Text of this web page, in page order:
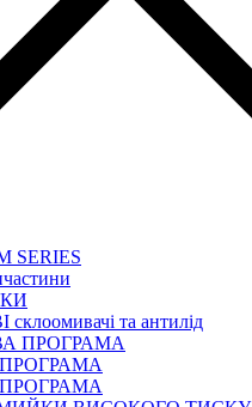
SERIES
та антилід
ПРОГРАМА